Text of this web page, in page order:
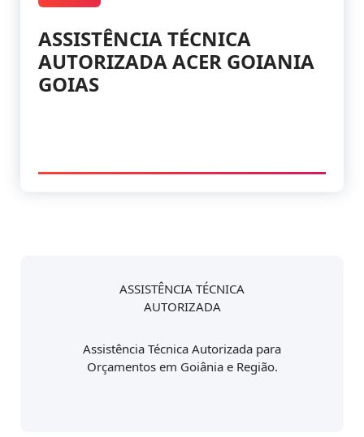
ASSISTÊNCIA TÉCNICA
AUTORIZADA ACER GOIANIA
GOIAS
ASSISTÊNCIA TÉCNICA
AUTORIZADA
Assistência Técnica Autorizada para
Orçamentos em Goiânia e Região.